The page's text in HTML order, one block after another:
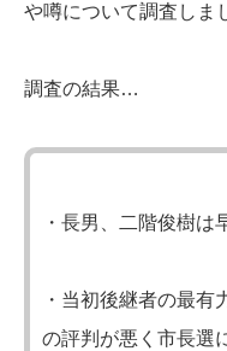
や噂について調査しま
調査の結果…
・長男、二階俊樹は
・当初後継者の最
の評判が悪く市長選